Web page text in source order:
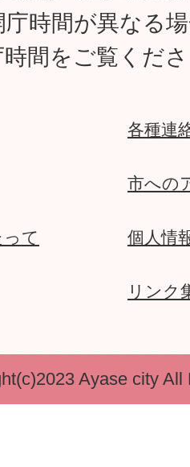
庁時間が異なる
間をご覧くだ
各種連
市への
て 個人情
リンク
Ayase city